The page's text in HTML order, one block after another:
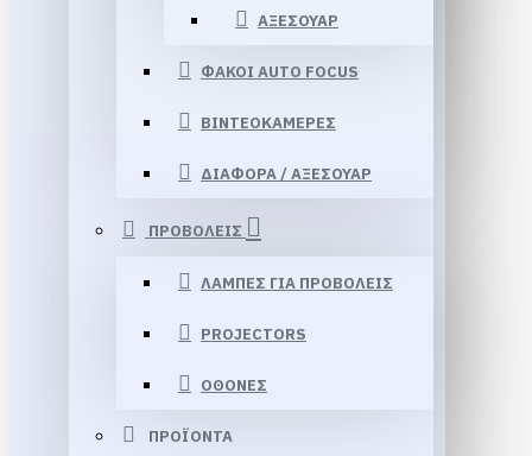
ΑΞΕΣΟΥΑΡ
ΦΑΚΟΙ AUTO FOCUS
ΒΙΝΤΕΟΚΑΜΕΡΕΣ
ΔΙΑΦΟΡΑ / ΑΞΕΣΟΥΑΡ
ΠΡΟΒΟΛΕΙΣ
ΛΑΜΠΕΣ ΓΙΑ ΠΡΟΒΟΛΕΙΣ
PROJECTORS
ΟΘΟΝΕΣ
ΠΡΟΪΟΝΤΑ